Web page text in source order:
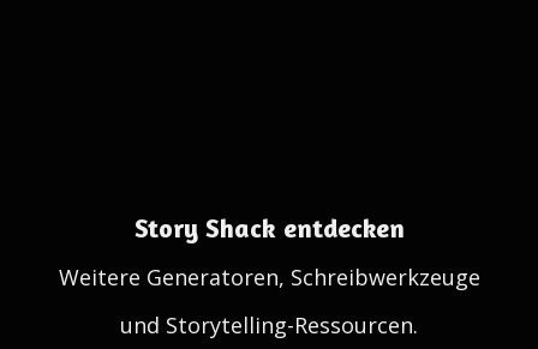
Story Shack entdecken
Weitere Generatoren, Schreibwerkzeuge
und Storytelling-Ressourcen.